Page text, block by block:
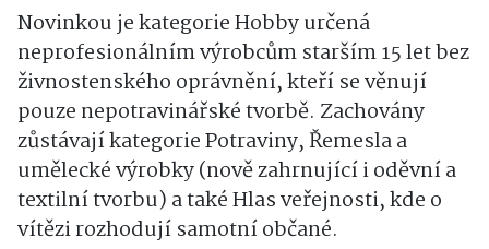
Novinkou je kategorie Hobby určená
neprofesionálním výrobcům starším 15 let bez
živnostenského oprávnění, kteří se věnují
pouze nepotravinářské tvorbě. Zachovány
zůstávají kategorie Potraviny, Řemesla a
umělecké výrobky (nově zahrnující i oděvní a
textilní tvorbu) a také Hlas veřejnosti, kde o
vítězi rozhodují samotní občané.